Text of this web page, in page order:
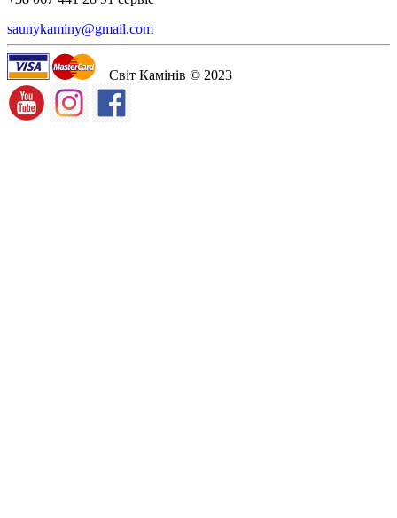
saunykaminy@gmail.com
Світ Камінів © 2023